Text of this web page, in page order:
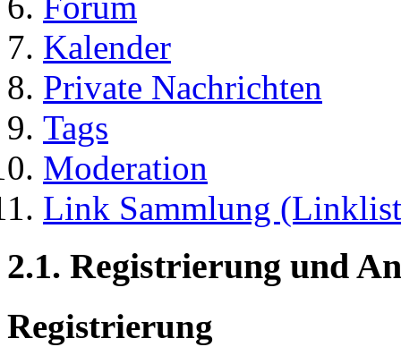
Kalender
Private Nachrichten
Tags
Moderation
Link Sammlung
2.1. Registrierung und
Registrierung